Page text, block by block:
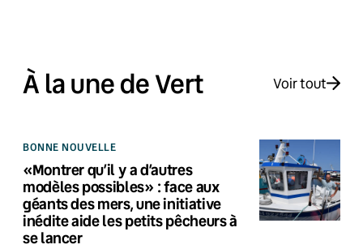
À la une de Vert Voir tout
BONNE NOUVELLE
«Montrer qu’il y a d’autres
modèles possibles» : face aux
géants des mers, une initiative
inédite aide les petits pêcheurs à
se lancer